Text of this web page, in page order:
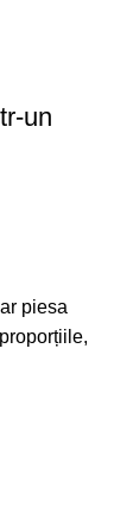
un
piesa